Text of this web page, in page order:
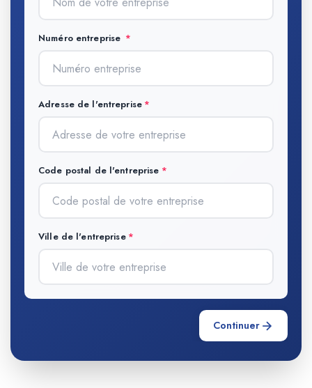
Numéro entreprise
Adresse de l'entreprise
Code postal de l'entreprise
Ville de l'entreprise
Continuer